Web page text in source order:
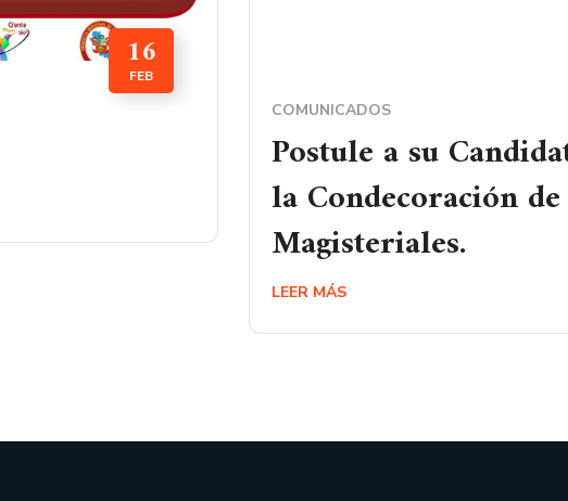
16
FEB
COMUNICADOS
Postule a su
la Condecoración
Magisteriales.
LEER MÁS